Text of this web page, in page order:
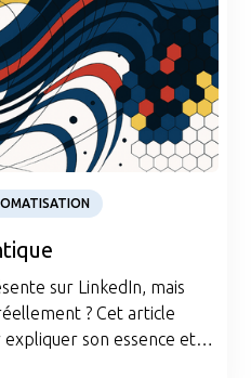
sur LinkedIn, mais
? Cet article
son essence et